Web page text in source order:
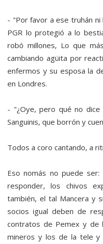
- "Por favor a ese truhán ni
PGR lo protegió a lo
robó millones, Lo que
cambiando agüita por
enfermos y su esposa la
en Londres.
- "¿Oye, pero qué no dice
Sanguinis, que borrón y
Todos a coro cantando, a
Eso nomás no puede
responder, los chivos
también, el tal Mancera y
socios igual deben de
contratos de Pemex y de
mineros y los de la tele y